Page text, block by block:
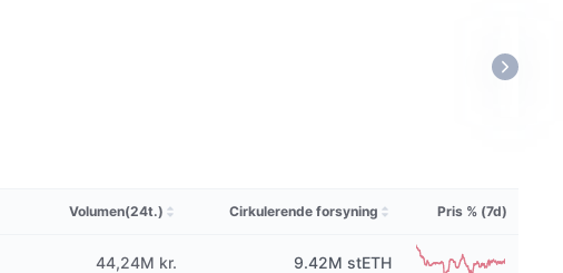
Volumen(24t.) Cirkulerende forsyning Pris % (7d)
44,24M kr. 9.42M stETH